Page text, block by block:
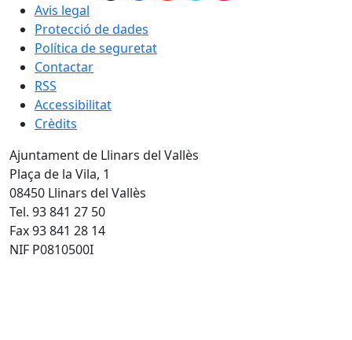
Avis legal
Protecció de dades
Política de seguretat
Contactar
RSS
Accessibilitat
Crèdits
Ajuntament de Llinars del Vallès
Plaça de la Vila, 1
08450 Llinars del Vallès
Tel. 93 841 27 50
Fax 93 841 28 14
NIF P0810500I